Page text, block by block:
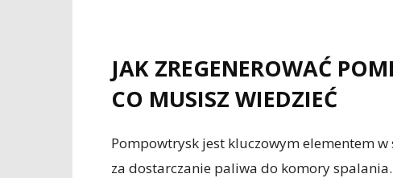
JAK ZREGENEROWAĆ
CO MUSISZ WIEDZIEĆ
Pompowtrysk jest kluczowym elementem
za dostarczanie paliwa do komory